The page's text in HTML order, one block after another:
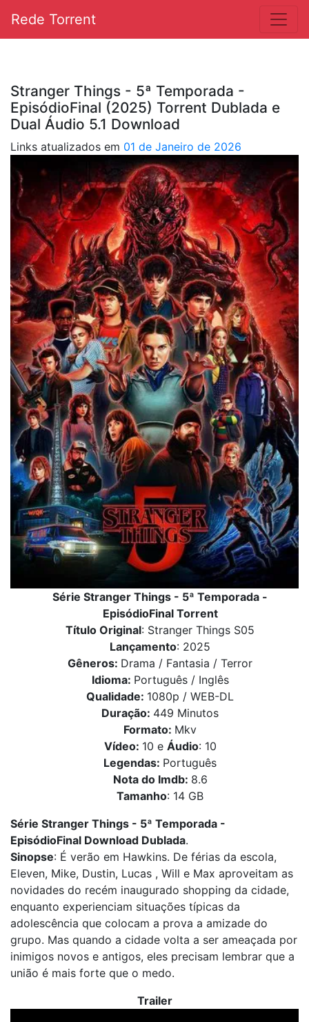
Rede Torrent
Stranger Things - 5ª Temporada -
EpisódioFinal (2025) Torrent Dublada e
Dual Áudio 5.1 Download
Links atualizados em 01 de Janeiro de 2026
Série Stranger Things - 5ª Temporada -
EpisódioFinal Torrent
Título Original: Stranger Things S05
Lançamento: 2025
Gêneros: Drama / Fantasia / Terror
Idioma: Português / Inglês
Qualidade: 1080p / WEB-DL
Duração: 449 Minutos
Formato: Mkv
Vídeo: 10 e Áudio: 10
Legendas: Português
Nota do Imdb: 8.6
Tamanho: 14 GB
Série Stranger Things - 5ª Temporada -
EpisódioFinal Download Dublada.
Sinopse: É verão em Hawkins. De férias da escola,
Eleven, Mike, Dustin, Lucas , Will e Max aproveitam as
novidades do recém inaugurado shopping da cidade,
enquanto experienciam situações típicas da
adolescência que colocam a prova a amizade do
grupo. Mas quando a cidade volta a ser ameaçada por
inimigos novos e antigos, eles precisam lembrar que a
união é mais forte que o medo.
Trailer